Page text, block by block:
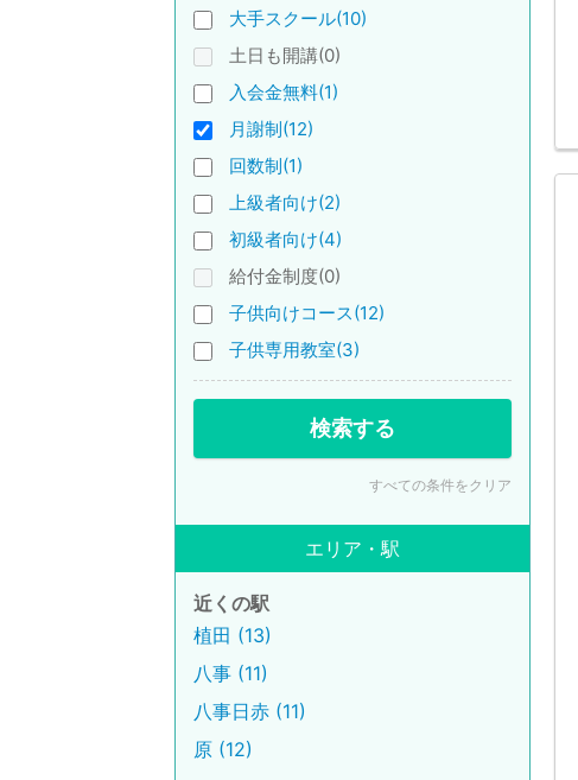
大手スクール(10)
土日も開講(0)
入会金無料(1)
月謝制(12)
回数制(1)
上級者向け(2)
初級者向け(4)
給付金制度(0)
子供向けコース(12)
子供専用教室(3)
検索する
すべての条件をクリア
エリア・駅
近くの駅
植田 (13)
八事 (11)
八事日赤 (11)
原 (12)